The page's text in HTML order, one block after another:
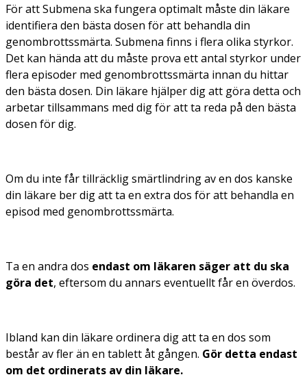
För att Submena ska fungera optimalt måste din läkare
identifiera den bästa dosen för att behandla din
genombrottssmärta. Submena finns i flera olika styrkor.
Det kan hända att du måste prova ett antal styrkor under
flera episoder med genombrottssmärta innan du hittar
den bästa dosen. Din läkare hjälper dig att göra detta och
arbetar tillsammans med dig för att ta reda på den bästa
dosen för dig.
Om du inte får tillräcklig smärtlindring av en dos kanske
din läkare ber dig att ta en extra dos för att behandla en
episod med genombrottssmärta.
Ta en andra dos endast om läkaren säger att du ska
göra det, eftersom du annars eventuellt får en överdos.
Ibland kan din läkare ordinera dig att ta en dos som
består av fler än en tablett åt gången. Gör detta endast
om det ordinerats av din läkare.